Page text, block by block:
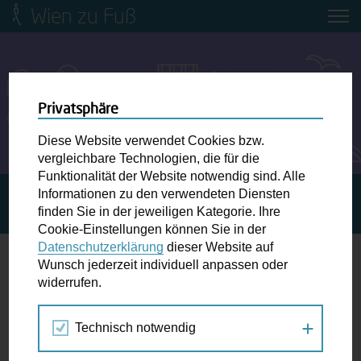
Wien zu Fuß
Mobilitätsbildung für Kinder und
Ringstraße-Neugestaltung
Wiener Fußwegekarte
Newsletter abonnieren
Wunschbox
der Ampel ...
STARTSEITE SPAZIERGANG KALENDER
GEMMA
ZUKUNFT
17.
JUN
2026
Privatsphäre
Diese Website verwendet Cookies bzw.
vergleichbare Technologien, die für die
Funktionalität der Website notwendig sind. Alle
Informationen zu den verwendeten Diensten
finden Sie in der jeweiligen Kategorie. Ihre
Cookie-Einstellungen können Sie in der
Datenschutzerklärung dieser Website auf
Wunsch jederzeit individuell anpassen oder
widerrufen.
Technisch notwendig